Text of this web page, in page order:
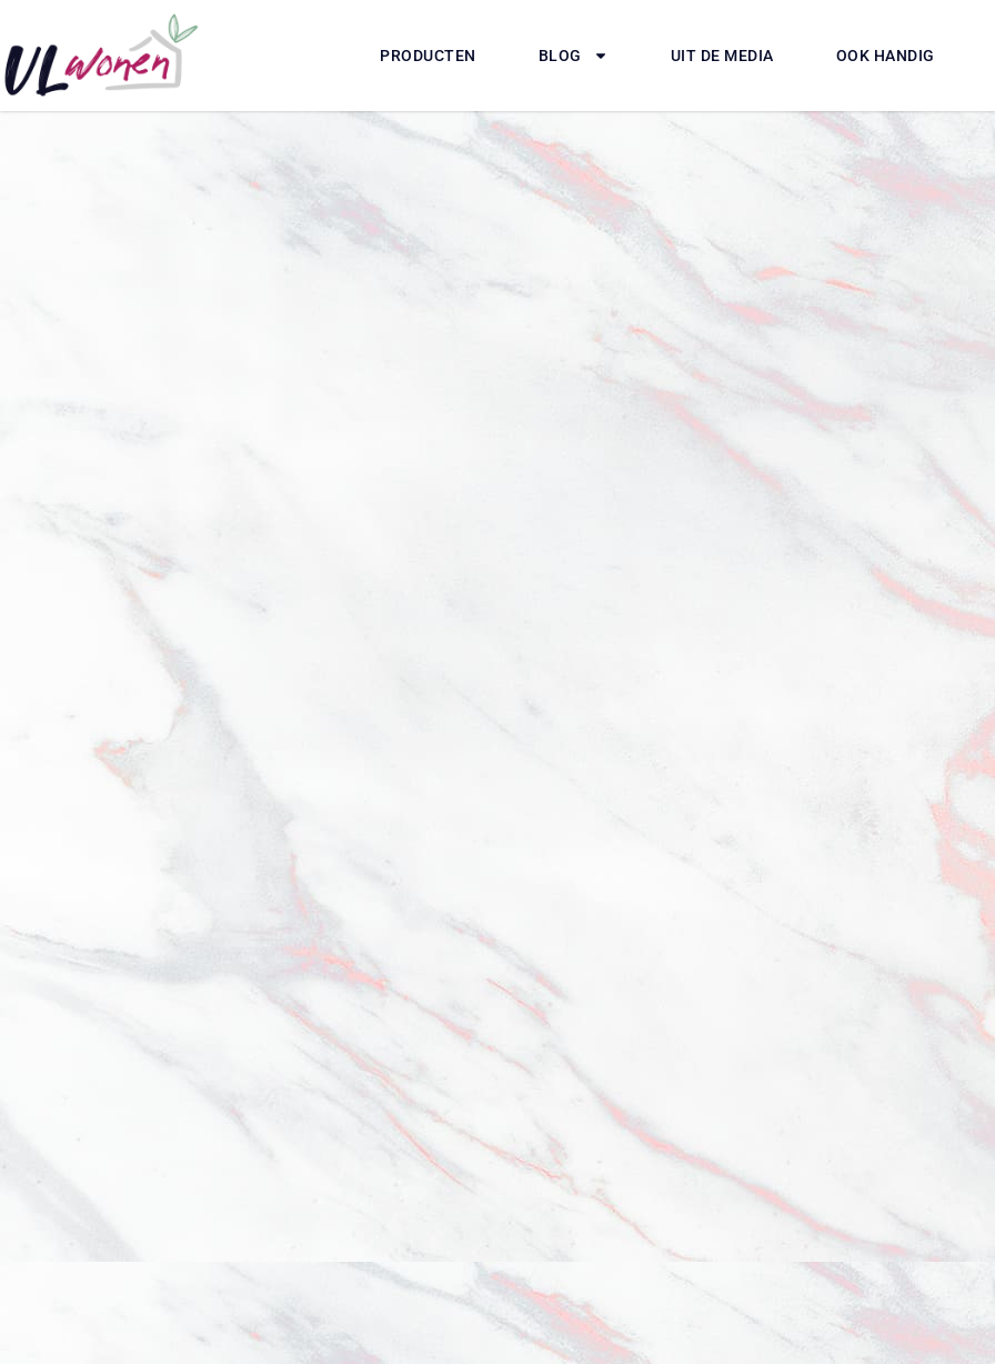
PRODUCTEN BLOG UIT DE MEDIA OOK HANDIG